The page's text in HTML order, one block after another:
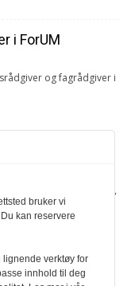
i ForUM
og fagrådgiver i
fengsel
alle offisielle medier,
du ha abonnement
Månedsabonnement
bruker vi
kan reservere
lignende verktøy for
innhold til deg